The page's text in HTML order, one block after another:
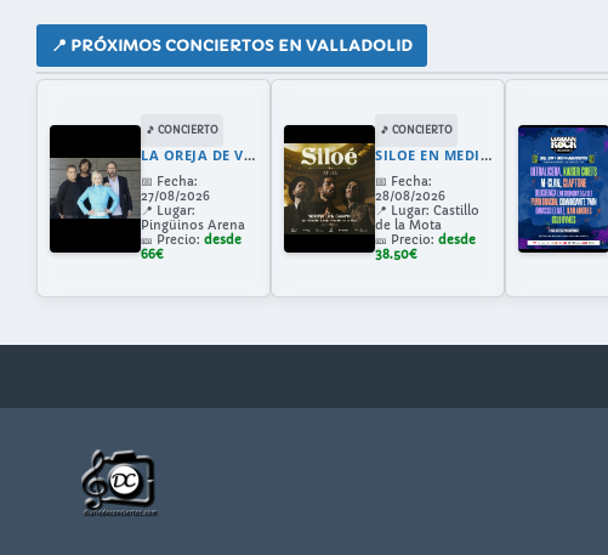
📍 PRÓXIMOS CONCIERTOS EN VALLADOLID
🎵 CONCIERTO
LA OREJA DE VAN GOGH EN VALLADOLID 2026: GIRA 30 ANIVERSARIO CON AMAIA MONTERO
📅 Fecha:
27/08/2026
📍 Lugar:
Pingüinos Arena
🎫 Precio: desde
66€
🎵 CONCIERTO
SILOE EN MEDINA DEL CAMPO
📅 Fecha:
28/08/2026
📍 Lugar: Castillo
de la Mota
🎫 Precio: desde
38.50€